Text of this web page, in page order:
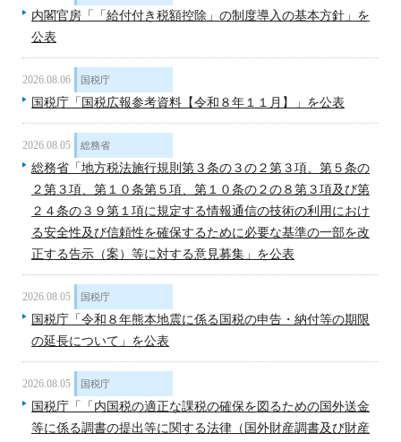
内閣官房「「給付付き税額控除」の制度導入の基本方針」を
公表
2026.08.06 国税庁
国税庁「国税広報参考資料【令和８年１１月】」を公表
2026.08.05 総務省
総務省「地方税法施行規則第３条の３の２第３項、第５条の
２第３項、第１０条第５項、第１０条の２の８第３項及び第
２４条の３９第１項に規定する情報通信の技術の利用におけ
る安全性及び信頼性を確保するために必要な基準の一部を改
正する告示（案）等に対する意見募集」を公表
2026.08.05 国税庁
国税庁「令和８年熊本地震に係る国税の申告・納付等の期限
の延長について」を公表
2026.08.05 国税庁
国税庁「「内国税の適正な課税の確保を図るための国外送金
等に係る調書の提出等に関する法律（国外財産調書及び財産